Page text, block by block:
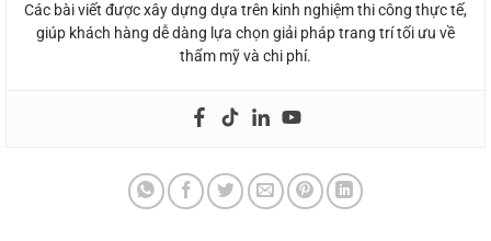
Các bài viết được xây dựng dựa trên kinh nghiệm thi công thực tế,
giúp khách hàng dễ dàng lựa chọn giải pháp trang trí tối ưu về
thẩm mỹ và chi phí.